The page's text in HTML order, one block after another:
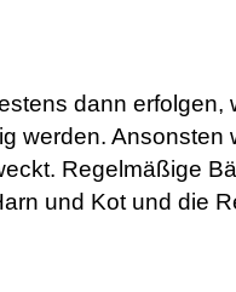
dann erfolgen,
werden. Ansonsten
Regelmäßige
und Kot und die